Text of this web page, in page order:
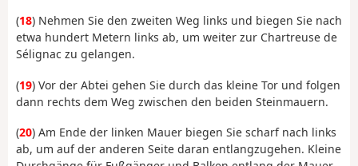
(18) Nehmen Sie den zweiten Weg links und biegen Sie nach
etwa hundert Metern links ab, um weiter zur Chartreuse de
Sélignac zu gelangen.
(19) Vor der Abtei gehen Sie durch das kleine Tor und folgen
dann rechts dem Weg zwischen den beiden Steinmauern.
(20) Am Ende der linken Mauer biegen Sie scharf nach links
ab, um auf der anderen Seite daran entlangzugehen. Kleine